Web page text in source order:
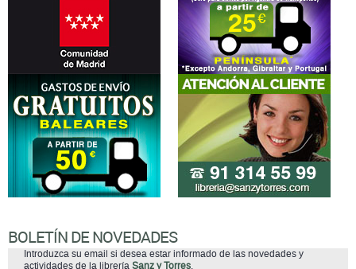
BOLETÍN DE NOVEDADES
Introduzca su email si desea estar informado de las novedades y
actividades de la librería Sanz y Torres